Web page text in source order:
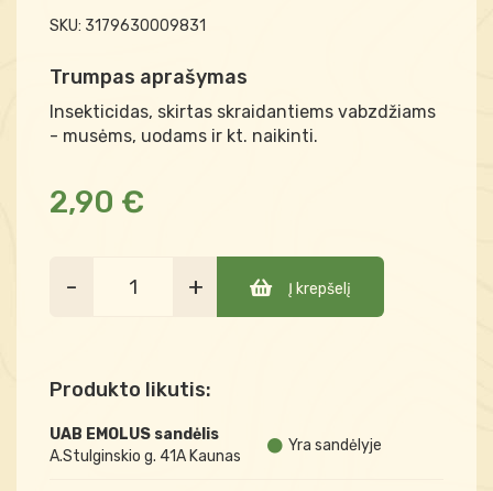
SKU: 3179630009831
Trumpas aprašymas
Insekticidas, skirtas skraidantiems vabzdžiams
- musėms, uodams ir kt. naikinti.
2,90 €
- + Į krepšelį
Produkto likutis:
UAB EMOLUS sandėlis
A.Stulginskio g. 41A Kaunas
Yra sandėlyje